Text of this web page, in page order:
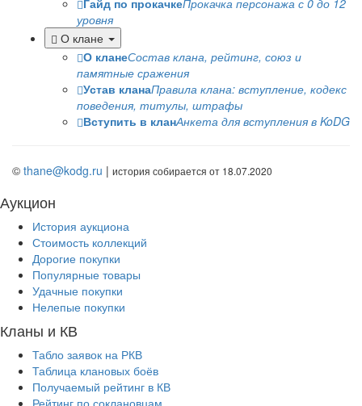
Гайд по прокачкеПрокачка персонажа с 0 до 12
уровня
О клане
О кланеСостав клана, рейтинг, союз и
памятные сражения
Устав кланаПравила клана: вступление, кодекс
поведения, титулы, штрафы
Вступить в кланАнкета для вступления в KoDG
© thane@kodg.ru | история собирается от 18.07.2020
Аукцион
История аукциона
Стоимость коллекций
Дорогие покупки
Популярные товары
Удачные покупки
Нелепые покупки
Кланы и КВ
Табло заявок на РКВ
Таблица клановых боёв
Получаемый рейтинг в КВ
Рейтинг по соклановцам